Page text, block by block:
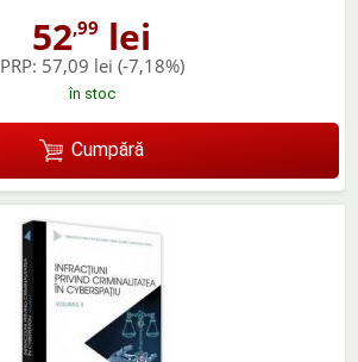
52,99 lei
PRP: 57,09 lei (-7,18%)
în stoc
Cumpără